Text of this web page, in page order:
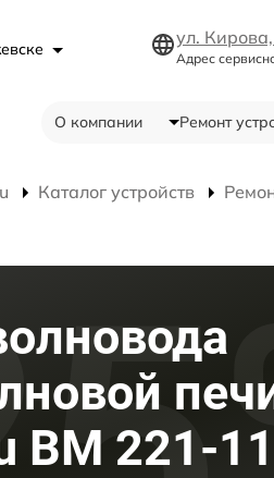
ул.
Адрес
О компании Ремонт
Каталог устройств
BM 221-